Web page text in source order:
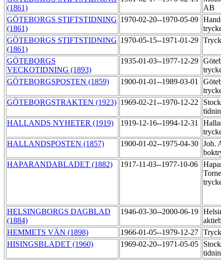
(1861)
AB
GÖTEBORGS STIFTSTIDNING
(1861)
1970-02-20--1970-05-09
GÖTEBORGS STIFTSTIDNING
(1861)
1970-05-15--1971-01-29
GÖTEBORGS
VECKOTIDNING (1893)
1935-01-03--1977-12-29
GÖTEBORGSPOSTEN (1859)
1900-01-01--1989-03-01
GÖTEBORGSTRAKTEN (1923) 1969-02-21--1970-12-22
HALLANDS NYHETER (1919)
1919-12-16--1994-12-31
HALLANDSPOSTEN (1857)
1900-01-02--1975-04-30 Joh.
HAPARANDABLADET (1882)
1917-11-03--1977-10-06
HELSINGBORGS DAGBLAD
(1884)
1946-03-30--2000-06-19
HEMMETS VÄN (1898)
1966-01-05--1979-12-27
HISINGSBLADET (1960)
1969-02-20--1971-05-05